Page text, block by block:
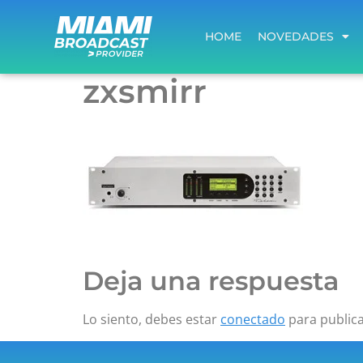
HOME NOVEDADES
HOME NOVEDADES
zxsmirr
Deja una respuesta
Lo siento, debes estar conectado para